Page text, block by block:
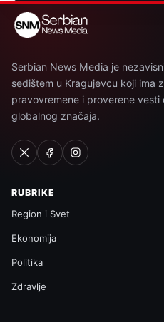
Serbian News Media je
sedištem u Kragujevcu koji ima
pravovremene i proverene
globalnog značaja.
RUBRIKE
Region i Svet
Ekonomija
Politika
Zdravlje